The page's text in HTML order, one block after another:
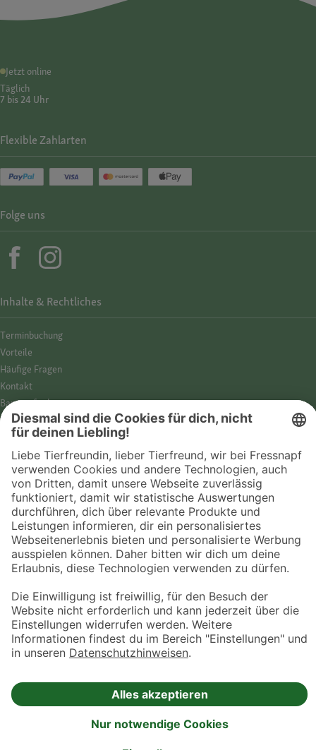
Jetzt online
Täglich
7 bis 24 Uhr
© 2026 Fressnapf Tiernahrungs GmbH
Westpreußenstraße 32-38
47809 Krefeld
Inhalte & Rechtliches
Termin­buchung
Vorteile
Häufige Fragen
Kontakt
Barrierefreiheit
Impressum
Datenschutz­hinweise
Cookies
AGB
Entdecke Fressnapf
Tierversicherung
GPS-Tracker
Fressnapf Salon
Online-Shop
Flexible Zahlarten
Folge uns